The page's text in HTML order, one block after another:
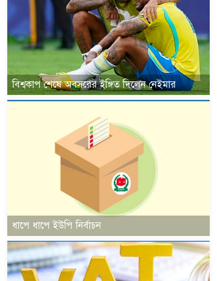
বিশ্বকাপ শেষে অবসরের ইঙ্গিত দিলেন নেইমার
ধাপে ধাপে ইউপি নির্বাচন